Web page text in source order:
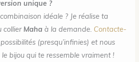
unique ?
idéale ? Je réalise ta
collier Maha à la demande. Contacte-
(presqu’infinies) et nous
bijou qui te ressemble vraiment !